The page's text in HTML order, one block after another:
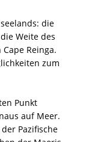
die
Weite des
Reinga.
zum
Punkt
auf Meer.
Pazifische